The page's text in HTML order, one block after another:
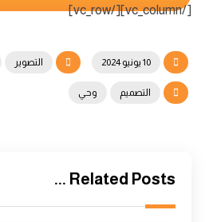
[/vc_column][/vc_row]
10 يونيو 2024 التصوير
التصميم وحي
Related Posts ...